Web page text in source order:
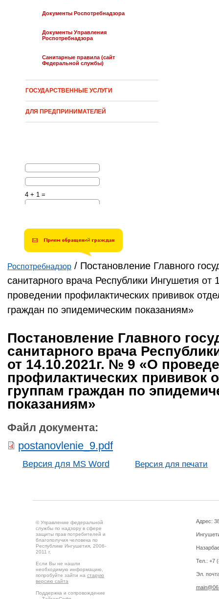
Документы Роспотребнадзора
Документы Управления
Роспотребнадзора
Санитарные правила (сайт
Федеральной службы)
ГОСУДАРСТВЕННЫЕ УСЛУГИ
ДЛЯ ПРЕДПРИНИМАТЕЛЕЙ
4 + 1 =
Роспотребнадзор / Постановление Главного
санитарного врача Республики Ингушетия
проведении профилактических прививок
граждан по эпидемическим показаниям»
Постановление Главного
санитарного врача
от 14.10.2021г. № 9 «О
профилактических прививок
группам граждан по
показаниям»
Файл документа:
postanovlenie_9.pdf
Версия для MS Word Версия для печати
© Управление федеральной
службы по надзору в сфере
защиты прав потребителей и
благополучия человека по
Республике Ингушетия, 2006-
2011 г.
Если Вы не нашли
необходимую информацию,
попробуйте зайти на старую
версию сайта
Поддержка и сопровождение
Адрес:
Тел.: +7
Эл.